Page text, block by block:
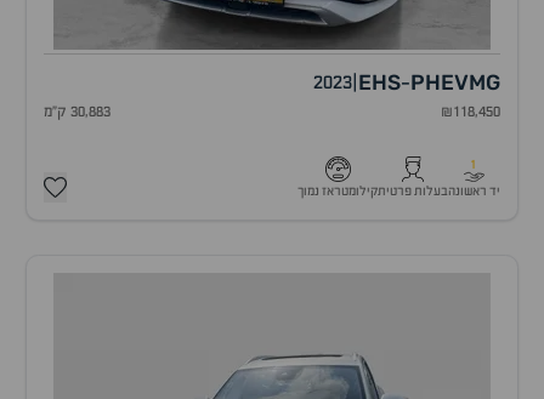
MG
EHS-PHEV
2023
₪118,450 30,883 ק"מ
1
יד ראשונהבעלות פרטיתקילומטראז נמוך